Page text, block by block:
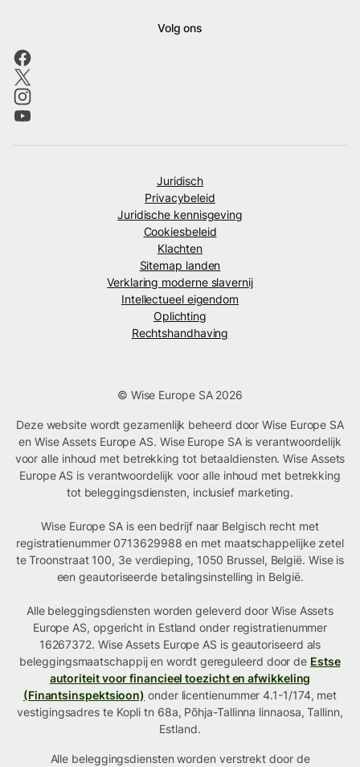
Volg ons
Juridisch
Privacybeleid
Juridische kennisgeving
Cookiesbeleid
Klachten
Sitemap landen
Verklaring moderne slavernij
Intellectueel eigendom
Oplichting
Rechtshandhaving
© Wise Europe SA 2026
Deze website wordt gezamenlijk beheerd door Wise Europe SA
en Wise Assets Europe AS. Wise Europe SA is verantwoordelijk
voor alle inhoud met betrekking tot betaaldiensten. Wise Assets
Europe AS is verantwoordelijk voor alle inhoud met betrekking
tot beleggingsdiensten, inclusief marketing.
Wise Europe SA is een bedrijf naar Belgisch recht met
registratienummer 0713629988 en met maatschappelijke zetel
te Troonstraat 100, 3e verdieping, 1050 Brussel, België. Wise is
een geautoriseerde betalingsinstelling in België.
Alle beleggingsdiensten worden geleverd door Wise Assets
Europe AS, opgericht in Estland onder registratienummer
16267372. Wise Assets Europe AS is geautoriseerd als
beleggingsmaatschappij en wordt gereguleerd door de Estse
autoriteit voor financieel toezicht en afwikkeling
(Finantsinspektsioon) onder licentienummer 4.1-1/174, met
vestigingsadres te Kopli tn 68a, Põhja-Tallinna linnaosa, Tallinn,
Estland.
Alle beleggingsdiensten worden verstrekt door de